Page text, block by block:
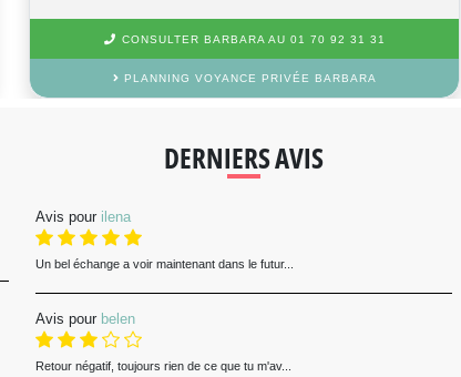
CONSULTER MARIE-COLETTE AU 01 70 92 31 31
PLANNING VOYANCE PRIVÉE MARIE-COLETTE
DERNIERS AVIS
Avis pour ilena
Un bel échange a voir maintenant dans le futur...
Avis pour belen
Retour négatif, toujours rien de ce que tu m'av...